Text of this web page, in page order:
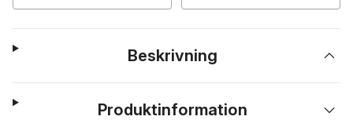
Beskrivning
Produktinformation